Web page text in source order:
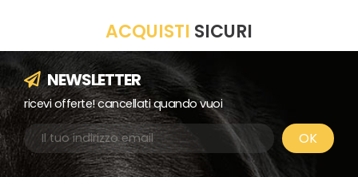
ACQUISTI SICURI
NEWSLETTER
ricevi offerte! cancellati quando vuoi